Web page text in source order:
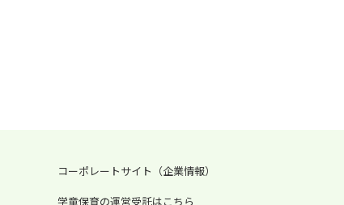
コーポレートサイト（企業情報）
学童保育の運営受託はこちら